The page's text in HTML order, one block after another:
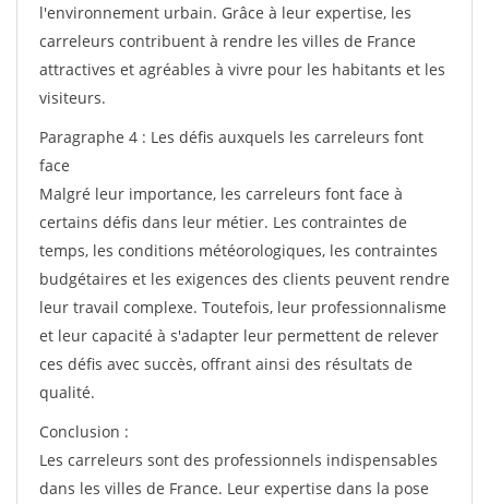
l'environnement urbain. Grâce à leur expertise, les
carreleurs contribuent à rendre les villes de France
attractives et agréables à vivre pour les habitants et les
visiteurs.
Paragraphe 4 : Les défis auxquels les carreleurs font
face
Malgré leur importance, les carreleurs font face à
certains défis dans leur métier. Les contraintes de
temps, les conditions météorologiques, les contraintes
budgétaires et les exigences des clients peuvent rendre
leur travail complexe. Toutefois, leur professionnalisme
et leur capacité à s'adapter leur permettent de relever
ces défis avec succès, offrant ainsi des résultats de
qualité.
Conclusion :
Les carreleurs sont des professionnels indispensables
dans les villes de France. Leur expertise dans la pose